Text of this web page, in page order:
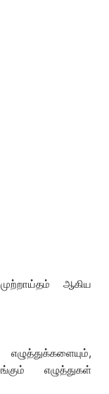
முற்றாய்தம் ஆகிய
எழுத்துகள்